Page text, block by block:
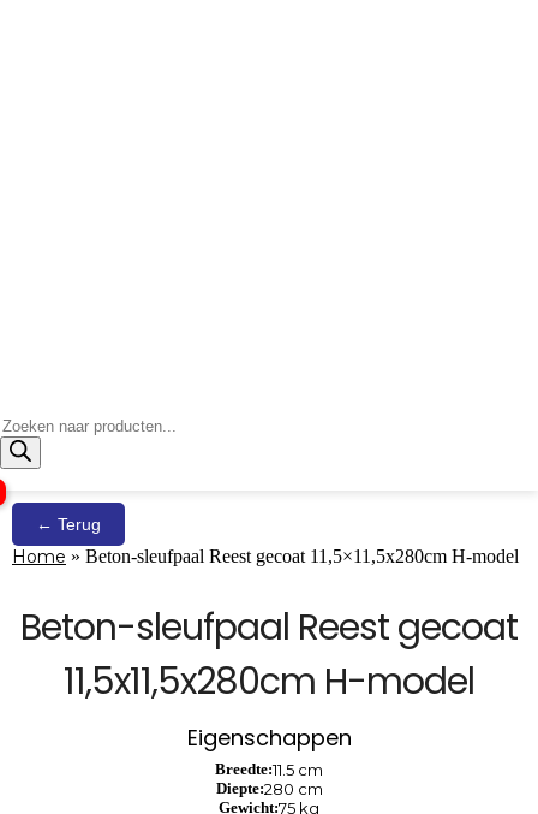
Producten
zoeken
← Terug
Home » Beton-sleufpaal Reest gecoat 11,5×11,5x280cm H-model
Beton-sleufpaal Reest gecoat
11,5x11,5x280cm H-model
Eigenschappen
Breedte:11.5 cm
Diepte:280 cm
Gewicht:75 kg